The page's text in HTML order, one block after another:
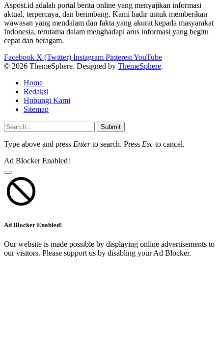
Aspost.id adalah portal berita online yang menyajikan informasi
aktual, terpercaya, dan berimbang. Kami hadir untuk memberikan
wawasan yang mendalam dan fakta yang akurat kepada masyarakat
Indonesia, terutama dalam menghadapi arus informasi yang begitu
cepat dan beragam.
Facebook X (Twitter) Instagram PinterestYouTube
© 2026 ThemeSphere. Designed by ThemeSphere.
Home
Redaksi
Hubungi Kami
Sitemap
Submit
Type above and press Enterto search. Press Esc to cancel.
Ad Blocker Enabled!
Ad Blocker Enabled!
Our website is made possible by displaying online advertisements to
our visitors. Please support us by disabling your Ad Blocker.